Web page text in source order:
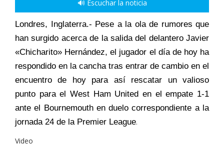
🔊 Escuchar la noticia
Londres, Inglaterra.- Pese a la ola de rumores que
han surgido acerca de la salida del delantero Javier
«Chicharito» Hernández, el jugador el día de hoy ha
respondido en la cancha tras entrar de cambio en el
encuentro de hoy para así rescatar un valioso
punto para el West Ham United en el empate 1-1
ante el Bournemouth en duelo correspondiente a la
jornada 24 de la Premier League.
Video